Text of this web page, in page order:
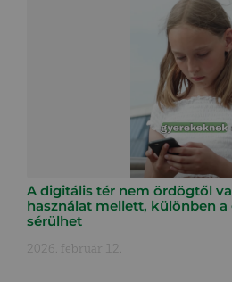
A digitális tér nem ördögtől
használat mellett, különben
sérülhet
2026. február 12.